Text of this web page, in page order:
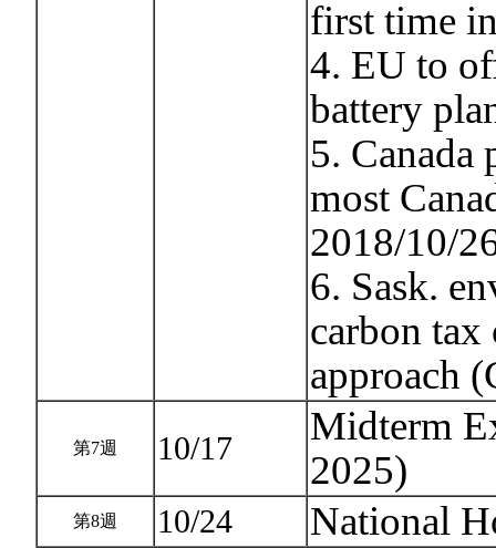
first time
4. EU to
battery
5. Canada
most
2018/10/
6. Sask.
carbon tax
approach
第7週 10/17
Midterm
2025)
第8週 10/24 National